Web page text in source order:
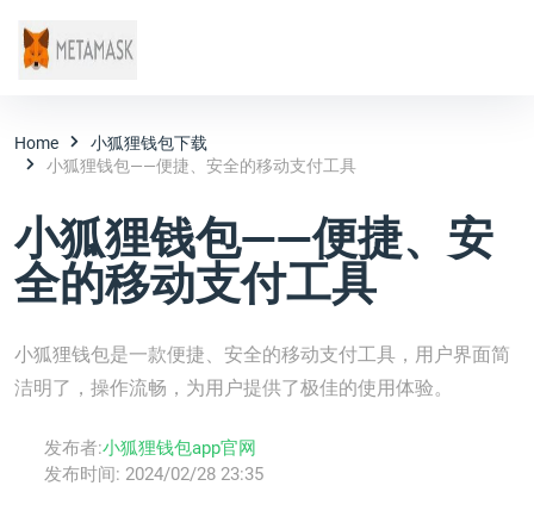
Home
小狐狸钱包下载
小狐狸钱包——便捷、安全的移动支付工具
小狐狸钱包——便捷、安
全的移动支付工具
小狐狸钱包是一款便捷、安全的移动支付工具，用户界面简
洁明了，操作流畅，为用户提供了极佳的使用体验。
发布者:小狐狸钱包app官网
发布时间: 2024/02/28 23:35